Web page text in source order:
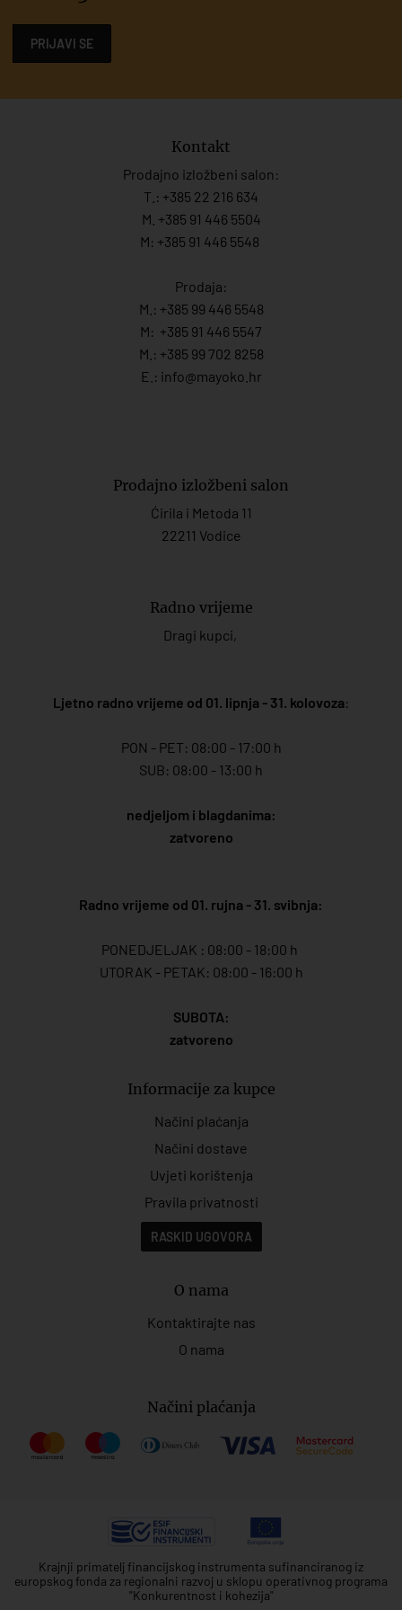
PRIJAVI SE
Kontakt
Prodajno izložbeni salon:
T.: +385 22 216 634
M. +385 91 446 5504
M: +385 91 446 5548
Prodaja:
M.: +385 99 446 5548
M: +385 91 446 5547
M.: +385 99 702 8258
E.: info@mayoko. hr
Prodajno izložbeni salon
Ćirila i Metoda 11
22211 Vodice
Radno vrijeme
Dragi kupci,
Ljetno radno vrijeme od 01. lipnja - 31. kolovoza:
PON - PET: 08:00 - 17:00 h
SUB: 08:00 - 13:00 h
nedjeljom i blagdanima:
zatvoreno
Radno vrijeme od 01. rujna - 31. svibnja:
PONEDJELJAK : 08:00 - 18:00 h
UTORAK - PETAK: 08:00 - 16:00 h
SUBOTA:
zatvoreno
Informacije za kupce
Načini plaćanja
Načini dostave
Uvjeti korištenja
Pravila privatnosti
RASKID UGOVORA
O nama
Kontaktirajte nas
O nama
Načini plaćanja
Krajnji primatelj financijskog instrumenta sufinanciranog iz
europskog fonda za regionalni razvoj u sklopu operativnog programa
"Konkurentnost i kohezija"